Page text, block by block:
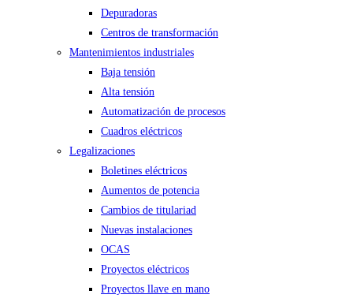
Depuradoras
Centros de transformación
Mantenimientos industriales
Baja tensión
Alta tensión
Automatización de procesos
Cuadros eléctricos
Legalizaciones
Boletines eléctricos
Aumentos de potencia
Cambios de titulariad
Nuevas instalaciones
OCAS
Proyectos eléctricos
Proyectos llave en mano